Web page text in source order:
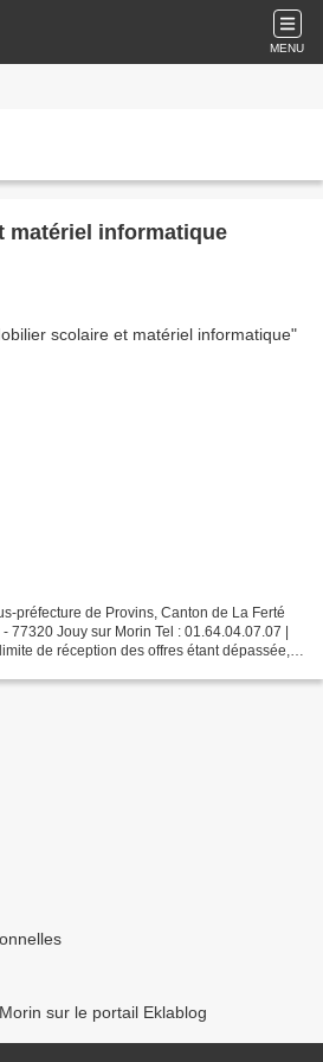
MENU
matériel informatique
préfecture de Provins, Canton de La Ferté
77320 Jouy sur Morin Tel : 01.64.04.07.07 |
de réception des offres étant dépassée,
sur le portail Eklablog